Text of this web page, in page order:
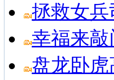
拯救女兵
幸福来敲
盘龙卧虎